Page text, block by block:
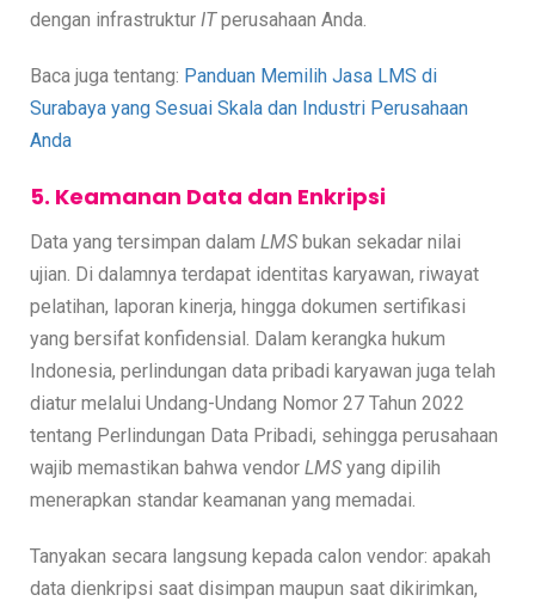
dengan infrastruktur ITperusahaan Anda.
Baca juga tentang: Panduan Memilih Jasa LMS di
Surabaya yang Sesuai Skala dan Industri Perusahaan
Anda
5. Keamanan Data dan Enkripsi
Data yang tersimpan dalam LMS bukan sekadar nilai
ujian. Di dalamnya terdapat identitas karyawan, riwayat
pelatihan, laporan kinerja, hingga dokumen sertifikasi
yang bersifat konfidensial. Dalam kerangka hukum
Indonesia, perlindungan data pribadi karyawan juga telah
diatur melalui Undang-Undang Nomor 27 Tahun 2022
tentang Perlindungan Data Pribadi, sehingga perusahaan
wajib memastikan bahwa vendor LMS yang dipilih
menerapkan standar keamanan yang memadai.
Tanyakan secara langsung kepada calon vendor: apakah
data dienkripsi saat disimpan maupun saat dikirimkan,